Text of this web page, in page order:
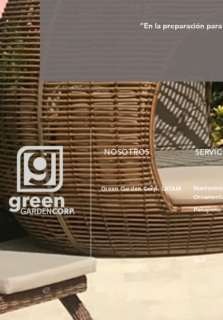
“En la preparación
NOSOTROS
Green Garden Corp. LATAM
Paisajismo
Golf